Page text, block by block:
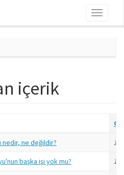
Toggle
içerik
nedir, ne değildir? 17
başka işi yok mu? 17